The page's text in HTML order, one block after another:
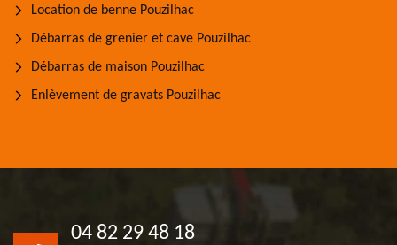
Location de benne Pouzilhac
Débarras de grenier et cave Pouzilhac
Débarras de maison Pouzilhac
Enlèvement de gravats Pouzilhac
04 82 29 48 18